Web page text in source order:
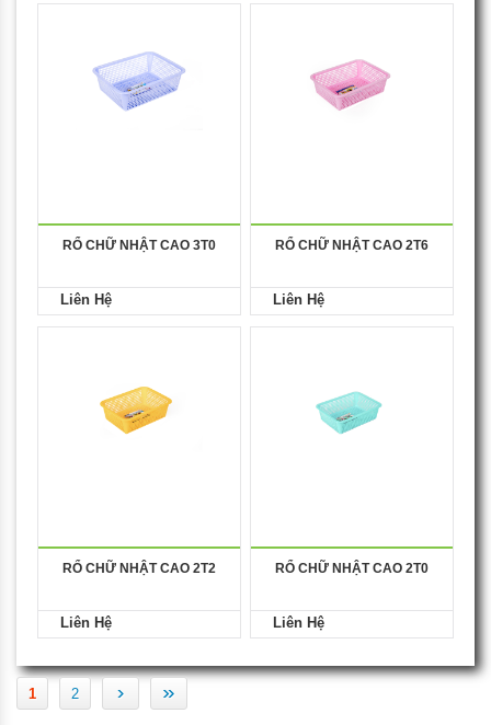
RỔ CHỮ NHẬT CAO 3T0
Liên Hệ
RỔ CHỮ NHẬT CAO 2T6
Liên Hệ
RỔ CHỮ NHẬT CAO 2T2
Liên Hệ
RỔ CHỮ NHẬT CAO 2T0
Liên Hệ
1 2 › »